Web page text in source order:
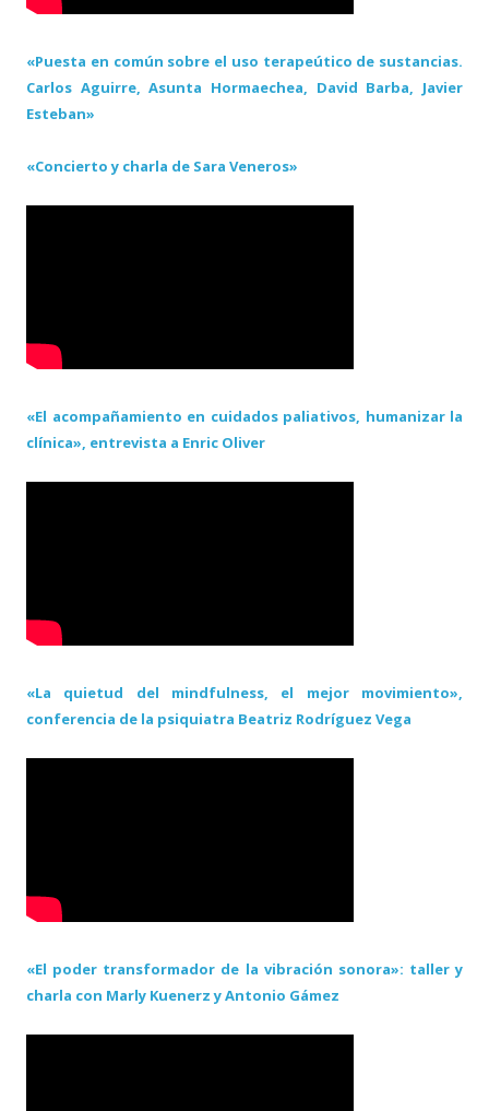
«Puesta en común sobre el uso terapeútico de sustancias.
Carlos Aguirre, Asunta Hormaechea, David Barba, Javier
Esteban»
«Concierto y charla de Sara Veneros»
«El acompañamiento en cuidados paliativos, humanizar la
clínica», entrevista a Enric Oliver
«La quietud del mindfulness, el mejor movimiento»,
conferencia de la psiquiatra Beatriz Rodríguez Vega
«El poder transformador de la vibración sonora»: taller y
charla con Marly Kuenerz y Antonio Gámez